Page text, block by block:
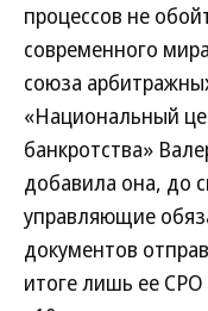
процессов не
современного
союза
«Национальный
банкротства»
добавила она, до
управляющие
документов
итоге лишь ее СРО